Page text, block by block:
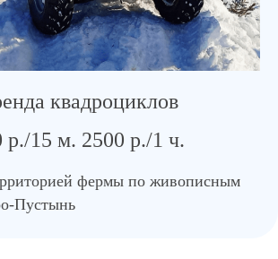
квадроциклов
р./15 м. 2500 р./1 ч.
фермы по живописным
Пустынь